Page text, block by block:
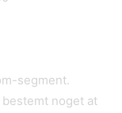
segment.
noget at